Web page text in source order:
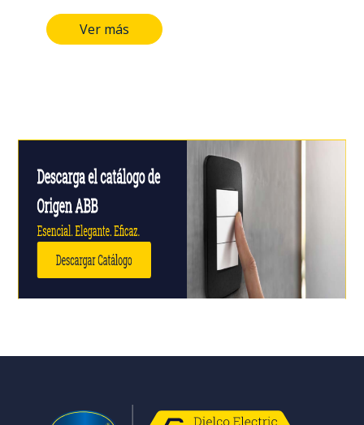
Interruptor: 110-250Vac, 16A.
Tomacorriente: 125Vac, 15A.
Ver más